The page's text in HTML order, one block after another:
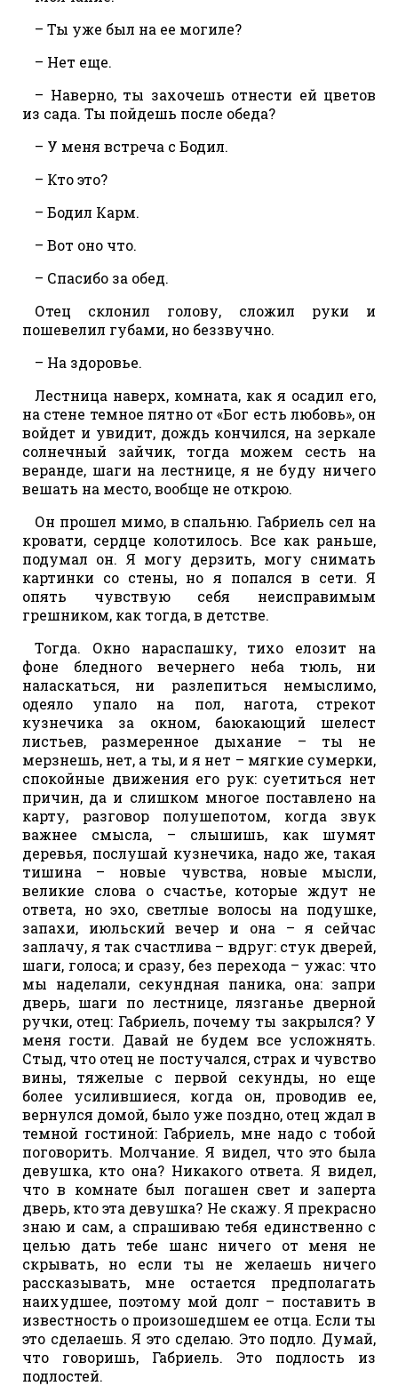
– Ты уже был на ее могиле?
– Нет еще.
– Наверно, ты захочешь отнести ей цветов
из сада. Ты пойдешь после обеда?
– У меня встреча с Бодил.
– Кто это?
– Бодил Карм.
– Вот оно что.
– Спасибо за обед.
Отец склонил голову, сложил руки и
пошевелил губами, но беззвучно.
– На здоровье.
Лестница наверх, комната, как я осадил его,
на стене темное пятно от «Бог есть любовь», он
войдет и увидит, дождь кончился, на зеркале
солнечный зайчик, тогда можем сесть на
веранде, шаги на лестнице, я не буду ничего
вешать на место, вообще не открою.
Он прошел мимо, в спальню. Габриель сел на
кровати, сердце колотилось. Все как раньше,
подумал он. Я могу дерзить, могу снимать
картинки со стены, но я попался в сети. Я
опять чувствую себя неисправимым
грешником, как тогда, в детстве.
Тогда. Окно нараспашку, тихо елозит на
фоне бледного вечернего неба тюль, ни
наласкаться, ни разлепиться немыслимо,
одеяло упало на пол, нагота, стрекот
кузнечика за окном, баюкающий шелест
листьев, размеренное дыхание – ты не
мерзнешь, нет, а ты, и я нет – мягкие сумерки,
спокойные движения его рук: суетиться нет
причин, да и слишком многое поставлено на
карту, разговор полушепотом, когда звук
важнее смысла, – слышишь, как шумят
деревья, послушай кузнечика, надо же, такая
тишина – новые чувства, новые мысли,
великие слова о счастье, которые ждут не
ответа, но эхо, светлые волосы на подушке,
запахи, июльский вечер и она – я сейчас
заплачу, я так счастлива – вдруг: стук дверей,
шаги, голоса; и сразу, без перехода – ужас: что
мы наделали, секундная паника, она: запри
дверь, шаги по лестнице, лязганье дверной
ручки, отец: Габриель, почему ты закрылся? У
меня гости. Давай не будем все усложнять.
Стыд, что отец не постучался, страх и чувство
вины, тяжелые с первой секунды, но еще
более усилившиеся, когда он, проводив ее,
вернулся домой, было уже поздно, отец ждал в
темной гостиной: Габриель, мне надо с тобой
поговорить. Молчание. Я видел, что это была
девушка, кто она? Никакого ответа. Я видел,
что в комнате был погашен свет и заперта
дверь, кто эта девушка? Не скажу. Я прекрасно
знаю и сам, а спрашиваю тебя единственно с
целью дать тебе шанс ничего от меня не
скрывать, но если ты не желаешь ничего
рассказывать, мне остается предполагать
наихудшее, поэтому мой долг – поставить в
известность о произошедшем ее отца. Если ты
это сделаешь. Я это сделаю. Это подло. Думай,
что говоришь, Габриель. Это подлость из
подлостей.